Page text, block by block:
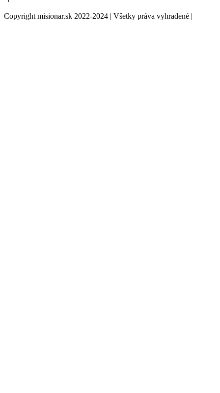
Copyright misionar.sk 2022-2024 | Všetky práva vyhradené |